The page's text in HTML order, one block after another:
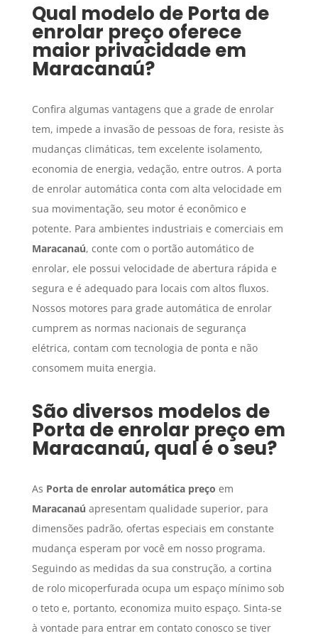
Qual modelo de Porta de
enrolar preço oferece
maior privacidade em
Maracanaú?
Confira algumas vantagens que a grade de enrolar
tem, impede a invasão de pessoas de fora, resiste às
mudanças climáticas, tem excelente isolamento,
economia de energia, vedação, entre outros. A porta
de enrolar automática conta com alta velocidade em
sua movimentação, seu motor é econômico e
potente. Para ambientes industriais e comerciais em
Maracanaú, conte com o portão automático de
enrolar, ele possui velocidade de abertura rápida e
segura e é adequado para locais com altos fluxos.
Nossos motores para grade automática de enrolar
cumprem as normas nacionais de segurança
elétrica, contam com tecnologia de ponta e não
consomem muita energia.
São diversos modelos de
Porta de enrolar preço em
Maracanaú, qual é o seu?
As Porta de enrolar automática preço em
Maracanaú apresentam qualidade superior, para
dimensões padrão, ofertas especiais em constante
mudança esperam por você em nosso programa.
Seguindo as medidas da sua construção, a cortina
de rolo micoperfurada ocupa um espaço mínimo sob
o teto e, portanto, economiza muito espaço. Sinta-se
à vontade para entrar em contato conosco se tiver